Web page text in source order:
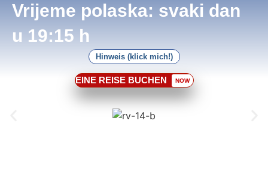
Vrijeme polaska: svaki dan
u 19:15 h
Hinweis (klick mich!)
EINE REISE BUCHEN NOW